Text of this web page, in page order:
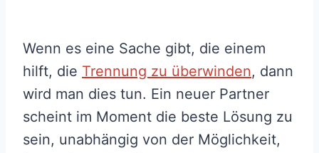
Wenn es eine Sache gibt, die einem
hilft, die Trennung zu überwinden, dann
wird man dies tun. Ein neuer Partner
scheint im Moment die beste Lösung zu
sein, unabhängig von der Möglichkeit,